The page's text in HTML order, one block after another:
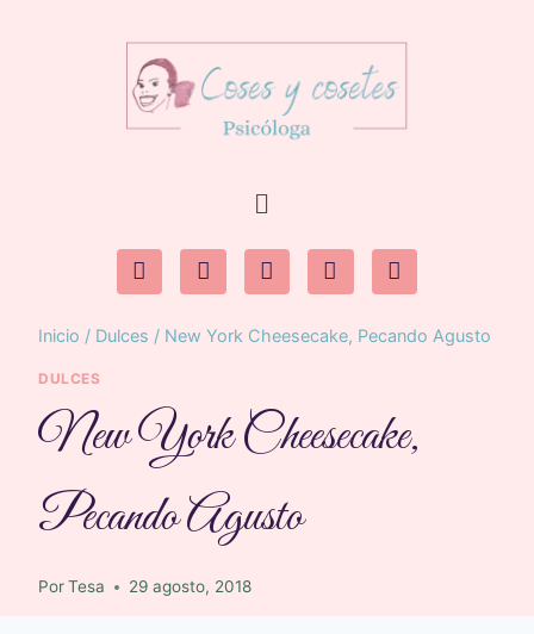
Inicio / Dulces / New York Cheesecake, Pecando Agusto
DULCES
New York Cheesecake,
Pecando Agusto
PorTesa 29 agosto, 2018